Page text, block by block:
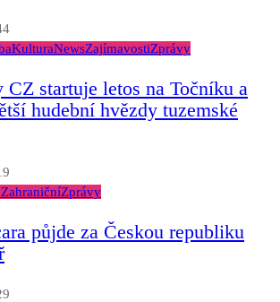
KulturaNewsZajímavostiZprávy
CZ startuje letos na Točníku a
hudební hvězdy tuzemské
ZahraničníZprávy
půjde za Českou republiku